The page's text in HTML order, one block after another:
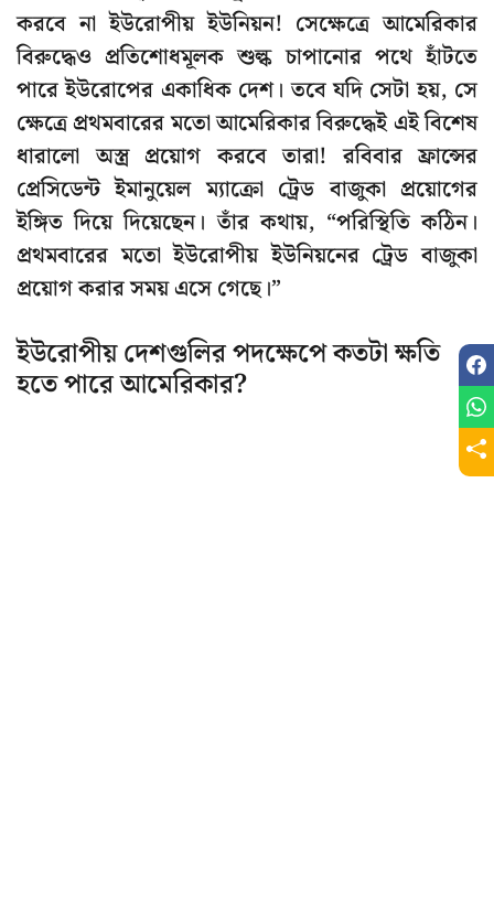
করবে না ইউরোপীয় ইউনিয়ন! সেক্ষেত্রে আমেরিকার
বিরুদ্ধেও প্রতিশোধমূলক শুল্ক চাপানোর পথে হাঁটতে
পারে ইউরোপের একাধিক দেশ। তবে যদি সেটা হয়, সে
ক্ষেত্রে প্রথমবারের মতো আমেরিকার বিরুদ্ধেই এই বিশেষ
ধারালো অস্ত্র প্রয়োগ করবে তারা! রবিবার ফ্রান্সের
প্রেসিডেন্ট ইমানুয়েল ম্যাক্রো ট্রেড বাজুকা প্রয়োগের
ইঙ্গিত দিয়ে দিয়েছেন। তাঁর কথায়, “পরিস্থিতি কঠিন।
প্রথমবারের মতো ইউরোপীয় ইউনিয়নের ট্রেড বাজুকা
প্রয়োগ করার সময় এসে গেছে।”
ইউরোপীয় দেশগুলির পদক্ষেপে কতটা ক্ষতি
হতে পারে আমেরিকার?